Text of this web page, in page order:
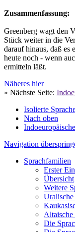
Zusammenfassung:
Greenberg wagt den
Stück weiter in die
darauf hinaus, daß es
heute noch - wenn
ermitteln läßt.
Näheres hier
» Nächste Seite:
Isolierte
Nach oben
Navigation
Sprachfamilien
Erster
Übersicht
Weitere
Uralische
Altaische
Die